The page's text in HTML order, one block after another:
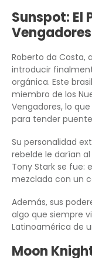
Sunspot: El
Vengadores
Roberto da Costa,
introducir
orgánica. Este
miembro de los
Vengadores, lo
para tender
Su personalidad
rebelde le darían
Tony Stark se fue:
mezclada con un
Además, sus
algo que siempre
Latinoamérica de
Moon